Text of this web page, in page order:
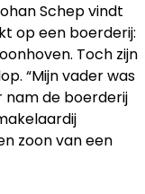
Schep vindt
op een boerderij:
Toch zijn
“Mijn vader was
nam de boerderij
zoon van een